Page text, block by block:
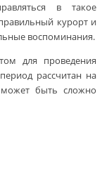
в такое
курорт и
воспоминания.
для проведения
рассчитан на
быть сложно